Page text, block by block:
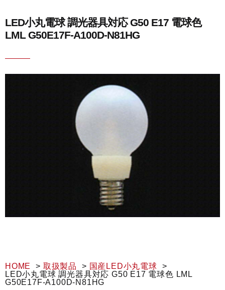
LED小丸電球 調光器具対応 G50 E17 電球色
LML G50E17F-A100D-N81HG
HOME 取扱製品
国産LED小丸電球
LED小丸電球 調光器具対応 G50 E17 電球色 LML
G50E17F-A100D-N81HG